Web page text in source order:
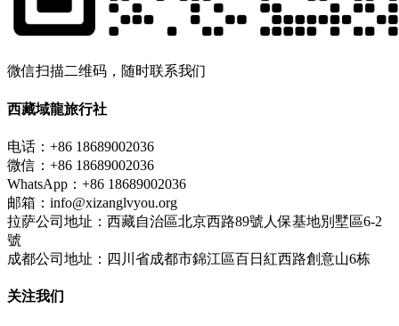
微信扫描二维码，随时联系我们
西藏域龍旅行社
电话：+86 18689002036
微信：+86 18689002036
WhatsApp：+86 18689002036
邮箱：info@xizanglvyou.org
拉萨公司地址：西藏自治區北京西路89號人保基地別墅區6-2
號
成都公司地址：四川省成都市錦江區百日紅西路創意山6栋
关注我们